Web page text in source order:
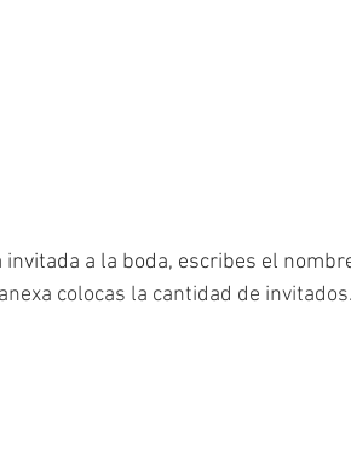
a la boda, escribes el
colocas la cantidad de